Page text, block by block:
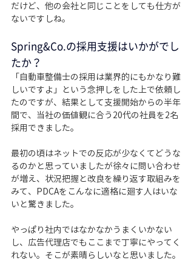
だけど、他の会社と同じことをしても仕方が
ないですしね。
Spring&Co.の採用支援はいかがでし
たか？
「自動車整備士の採用は業界的にもかなり難
しいですよ」という念押しをした上で依頼し
たのですが、結果として支援開始からの半年
間で、当社の価値観に合う20代の社員を2名
採用できました。
最初の頃はネットでの反応が少なくてどうな
るのかと思っていましたが徐々に問い合わせ
が増え、状況把握と改良を繰り返す取組みを
みて、PDCAをこんなに適格に廻す人はいな
いと驚きました。
やっぱり社内ではなかなかうまくいかない
し、広告代理店でもここまで丁寧にやってく
れない。そこが素晴らしいなと思いました。